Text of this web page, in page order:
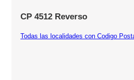
CP 4512 Reverso
Todas las localidades con Codigo